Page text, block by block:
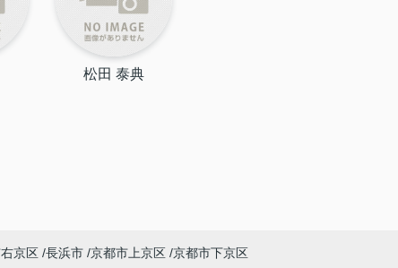
松田 泰典
京区 長浜市 京都市上京区 京都市下京区